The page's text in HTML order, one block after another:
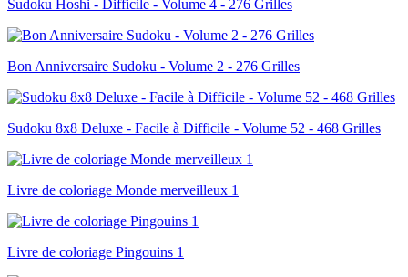
Sudoku Hoshi - Difficile - Volume 4 - 276 Grilles
Bon Anniversaire Sudoku - Volume 2 - 276 Grilles
Sudoku 8x8 Deluxe - Facile à Difficile - Volume 52 - 468 Grilles
Livre de coloriage Monde merveilleux 1
Livre de coloriage Pingouins 1